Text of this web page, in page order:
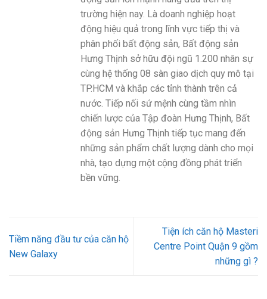
trường hiện nay. Là doanh nghiệp hoạt
động hiệu quả trong lĩnh vực tiếp thị và
phân phối bất động sản, Bất động sản
Hưng Thịnh sở hữu đội ngũ 1.200 nhân sự
cùng hệ thống 08 sàn giao dịch quy mô tại
TP.HCM và khắp các tỉnh thành trên cả
nước. Tiếp nối sứ mệnh cùng tầm nhìn
chiến lược của Tập đoàn Hưng Thịnh, Bất
động sản Hưng Thịnh tiếp tục mang đến
những sản phẩm chất lượng dành cho mọi
nhà, tạo dựng một cộng đồng phát triển
bền vững.
Tiềm năng đầu tư của căn hộ
New Galaxy
Tiện ích căn hộ Masteri
Centre Point Quận 9 gồm
những gì ?